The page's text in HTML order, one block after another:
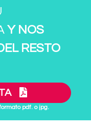
Y NOS
RESTO
pdf. o jpg.